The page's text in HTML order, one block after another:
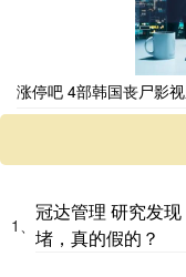
涨停吧 4部韩国丧尸影
1、
冠达管理 研究发
堵，真的假的？